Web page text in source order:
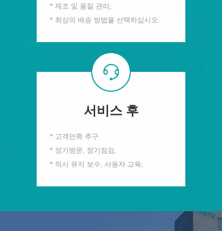
* 제조 및 품질 관리;
* 최상의 배송 방법을 선택하십시오.
서비스 후
* 고객만족 추구
* 정기방문, 정기점검,
* 적시 유지 보수, 사용자 교육;